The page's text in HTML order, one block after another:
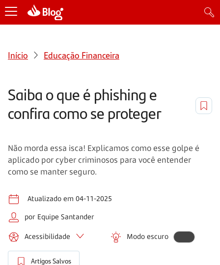
Início Educação Financeira
Saiba o que é phishing e
confira como se proteger
Não morda essa isca! Explicamos como esse golpe é
aplicado por cyber criminosos para você entender
como se manter seguro.
Atualizado em 04-11-2025
por Equipe Santander
Acessibilidade Modo escuro
Artigos Salvos